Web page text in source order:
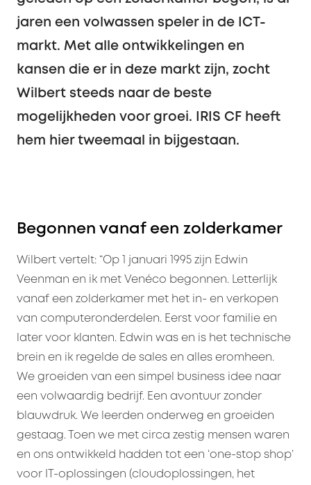
jaren een volwassen speler in de ICT-
markt. Met alle ontwikkelingen en
kansen die er in deze markt zijn, zocht
Wilbert steeds naar de beste
mogelijkheden voor groei. IRIS CF heeft
hem hier tweemaal in bijgestaan.
Begonnen vanaf een zolderkamer
Wilbert vertelt: “Op 1 januari 1995 zijn Edwin
Veenman en ik met Venéco begonnen. Letterlijk
vanaf een zolderkamer met het in- en verkopen
van computeronderdelen. Eerst voor familie en
later voor klanten. Edwin was en is het technische
brein en ik regelde de sales en alles eromheen.
We groeiden van een simpel business idee naar
een volwaardig bedrijf. Een avontuur zonder
blauwdruk. We leerden onderweg en groeiden
gestaag. Toen we met circa zestig mensen waren
en ons ontwikkeld hadden tot een ‘one-stop shop’
voor IT-oplossingen (cloudoplossingen, het